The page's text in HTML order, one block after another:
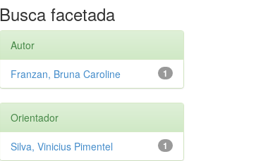
Busca facetada
Autor
1
Franzan, Bruna Caroline
Orientador
1
Silva, Vinicius Pimentel